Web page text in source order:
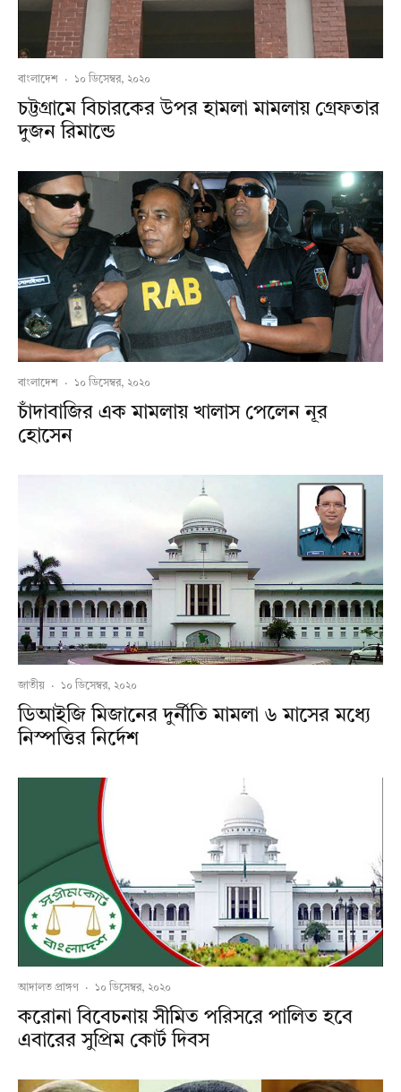
বাংলাদেশ · ১০ ডিসেম্বর, ২০২০
চট্টগ্রামে বিচারকের উপর হামলা মামলায় গ্রেফতার
দুজন রিমান্ডে
বাংলাদেশ · ১০ ডিসেম্বর, ২০২০
চাঁদাবাজির এক মামলায় খালাস পেলেন নূর
হোসেন
জাতীয় · ১০ ডিসেম্বর, ২০২০
ডিআইজি মিজানের দুর্নীতি মামলা ৬ মাসের মধ্যে
নিস্পত্তির নির্দেশ
আদালত প্রাঙ্গণ · ১০ ডিসেম্বর, ২০২০
করোনা বিবেচনায় সীমিত পরিসরে পালিত হবে
এবারের সুপ্রিম কোর্ট দিবস